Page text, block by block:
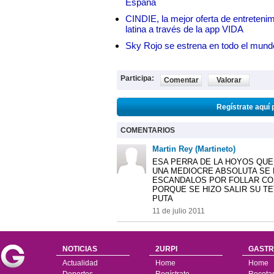
España
CINDIE, la mejor oferta de
latina a través de la app VIDA
Sky Rojo se estrena en todo el
Participa: Comentar Valorar
Regístrate aquí
COMENTARIOS
Martin Rey (Martineto)
ESA PERRA DE LA HOYOS
UNA MEDIOCRE ABSOLUTA
ESCANDALOS POR FOLLAR
PORQUE SE HIZO SALIR SU
PUTA
11 de julio 2011
NOTICIAS
Actualidad
2URPI
Home
Home